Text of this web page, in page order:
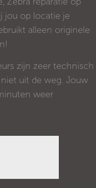
jou op locatie je
alleen originele
zijn zeer technisch
uit de weg. Jouw
weer